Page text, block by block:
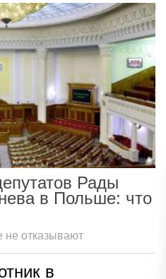
Рады
в Польше: что
не отказывают
в